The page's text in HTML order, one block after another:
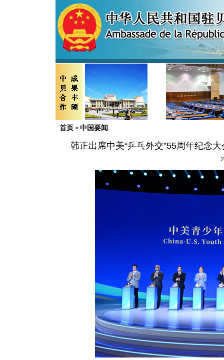
首页 > 中国要闻
韩正出席中美“乒乓外交”55周年纪念